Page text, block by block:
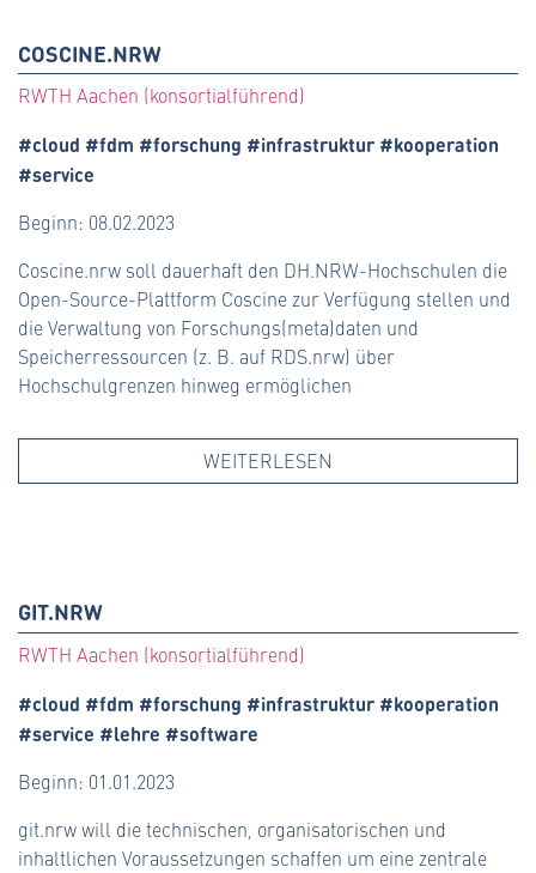
COSCINE.NRW
RWTH Aachen (konsortialführend)
#cloud #fdm #forschung #infrastruktur #kooperation
#service
Beginn: 08.02.2023
Coscine.nrw soll dauerhaft den DH.NRW-Hochschulen die
Open-Source-Plattform Coscine zur Verfügung stellen und
die Verwaltung von Forschungs(meta)daten und
Speicherressourcen (z. B. auf RDS.nrw) über
Hochschulgrenzen hinweg ermöglichen
WEITERLESEN
GIT.NRW
RWTH Aachen (konsortialführend)
#cloud #fdm #forschung #infrastruktur #kooperation
#service #lehre #software
Beginn: 01.01.2023
git.nrw will die technischen, organisatorischen und
inhaltlichen Voraussetzungen schaffen um eine zentrale